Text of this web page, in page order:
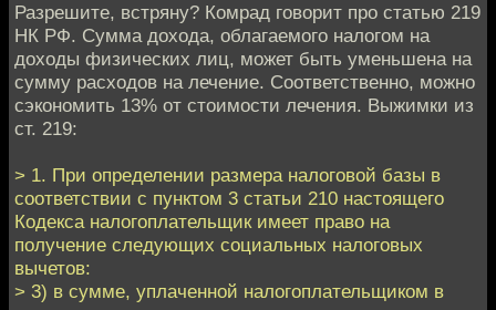
Разрешите, встряну? Комрад говорит про статью 219
НК РФ. Сумма дохода, облагаемого налогом на
доходы физических лиц, может быть уменьшена на
сумму расходов на лечение. Соответственно, можно
сэкономить 13% от стоимости лечения. Выжимки из
ст. 219:
> 1. При определении размера налоговой базы в
соответствии с пунктом 3 статьи 210 настоящего
Кодекса налогоплательщик имеет право на
получение следующих социальных налоговых
вычетов:
> 3) в сумме, уплаченной налогоплательщиком в